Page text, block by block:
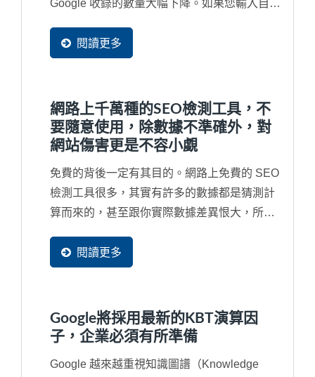
Google 收錄的數量大幅下降。如果您輸入自己
站已經被列入黑名單了，從此不會再被找到
閱讀更多
網路上千萬種的SEO檢測工具，不
要隨意使用，除數據不準確外，對
網站傷害更是不容小覷
免費的背後一定有其目的。網路上免費的 SEO
檢測工具很多，其實有許多的數據都是猜測計
算而來的，甚至跟你實際數據差異恨大，所以
去吸引您去免費使用，甚在您根本沒有看完同
的部分資料成為他們網站的一部分，將您辛苦
的經營的資料同意這些工具網站無窮盡的抓取
閱讀更多
Google將採用最新的KBT演算因
子，企業必須有所準備
Google 越來越重視知識圖譜（Knowledge